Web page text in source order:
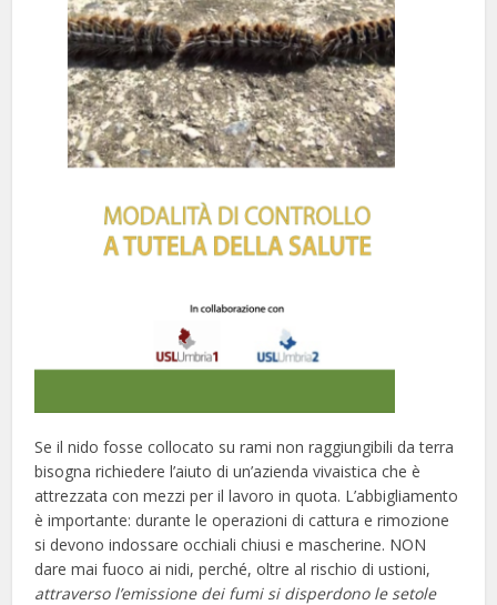
Se il nido fosse collocato su rami non raggiungibili da terra
bisogna richiedere l’aiuto di un’azienda vivaistica che è
attrezzata con mezzi per il lavoro in quota. L’abbigliamento
è importante: durante le operazioni di cattura e rimozione
si devono indossare occhiali chiusi e mascherine. NON
dare mai fuoco ai nidi, perché, oltre al rischio di ustioni,
attraverso l’emissione dei fumi si disperdono le setole